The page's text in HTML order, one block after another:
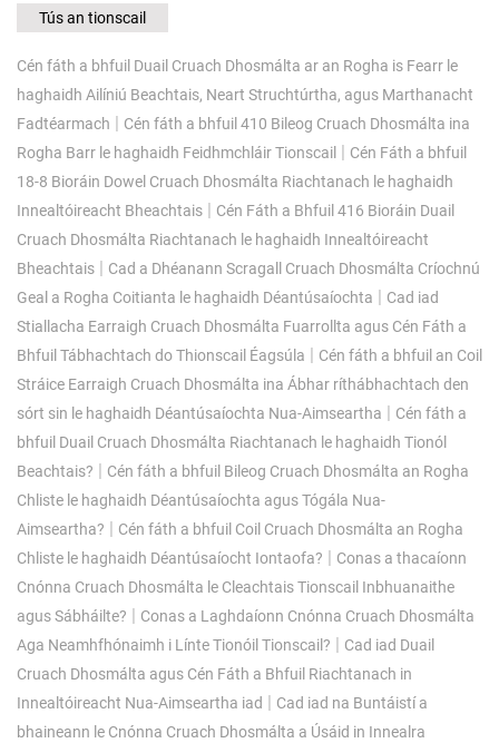
Tús an tionscail
Cén fáth a bhfuil Duail Cruach Dhosmálta ar an Rogha is Fearr le
haghaidh Ailíniú Beachtais, Neart Struchtúrtha, agus Marthanacht
Fadtéarmach | Cén fáth a bhfuil 410 Bileog Cruach Dhosmálta ina
Rogha Barr le haghaidh Feidhmchláir Tionscail | Cén Fáth a bhfuil
18-8 Bioráin Dowel Cruach Dhosmálta Riachtanach le haghaidh
Innealtóireacht Bheachtais | Cén Fáth a Bhfuil 416 Bioráin Duail
Cruach Dhosmálta Riachtanach le haghaidh Innealtóireacht
Bheachtais | Cad a Dhéanann Scragall Cruach Dhosmálta Críochnú
Geal a Rogha Coitianta le haghaidh Déantúsaíochta | Cad iad
Stiallacha Earraigh Cruach Dhosmálta Fuarrollta agus Cén Fáth a
Bhfuil Tábhachtach do Thionscail Éagsúla | Cén fáth a bhfuil an Coil
Stráice Earraigh Cruach Dhosmálta ina Ábhar ríthábhachtach den
sórt sin le haghaidh Déantúsaíochta Nua-Aimseartha | Cén fáth a
bhfuil Duail Cruach Dhosmálta Riachtanach le haghaidh Tionól
Beachtais? | Cén fáth a bhfuil Bileog Cruach Dhosmálta an Rogha
Chliste le haghaidh Déantúsaíochta agus Tógála Nua-
Aimseartha? | Cén fáth a bhfuil Coil Cruach Dhosmálta an Rogha
Chliste le haghaidh Déantúsaíocht Iontaofa? | Conas a thacaíonn
Cnónna Cruach Dhosmálta le Cleachtais Tionscail Inbhuanaithe
agus Sábháilte? | Conas a Laghdaíonn Cnónna Cruach Dhosmálta
Aga Neamhfhónaimh i Línte Tionóil Tionscail? | Cad iad Duail
Cruach Dhosmálta agus Cén Fáth a Bhfuil Riachtanach in
Innealtóireacht Nua-Aimseartha iad | Cad iad na Buntáistí a
bhaineann le Cnónna Cruach Dhosmálta a Úsáid in Innealra